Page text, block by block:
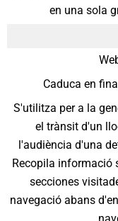
en una sola
Caduca en
S'utilitza per a la
el trànsit d'un
l'audiència d'una
Recopila informació
secciones
navegació abans